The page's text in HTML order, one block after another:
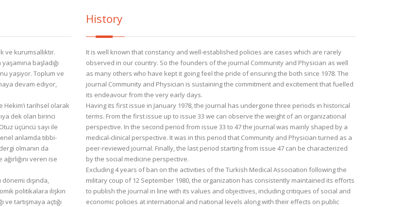
kurumsallıktır.
başladığı
yaşıyor. Toplum ve
devam ediyor,
Hekim’i tarihsel olarak
dek olan birinci
üçüncü sayı ile
anlamda tıbbi-
olmanın da
veren ise
dışında,
politikalara ilişkin
tartışmaya açtığı
History
It is well known that constancy and well-established policies are cases which are rarely
observed in our country. So the founders of the journal Community and Physician as well
as many others who have kept it going feel the pride of ensuring the both since 1978. The
journal Community and Physician is sustaining the commitment and excitement that fuelled
its endeavour from the very early days.
Having its first issue in January 1978, the journal has undergone three periods in historical
terms. From the first issue up to issue 33 we can observe the weight of an organizational
perspective. In the second period from issue 33 to 47 the journal was mainly shaped by a
medical-clinical perspective. It was in this period that Community and Physician turned as a
peer-reviewed journal. Finally, the last period starting from issue 47 can be characterized
by the social medicine perspective.
Excluding 4 years of ban on the activities of the Turkish Medical Association following the
military coup of 12 September 1980, the organization has consistently maintained its efforts
to publish the journal in line with its values and objectives, including critiques of social and
economic policies at international and national levels along with their effects on public